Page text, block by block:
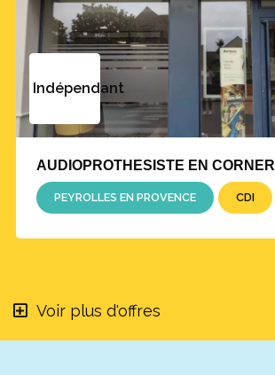
Indépendant
AUDIOPROTHESISTE EN CORNER
PEYROLLES EN PROVENCE CDI
Voir plus d'offres